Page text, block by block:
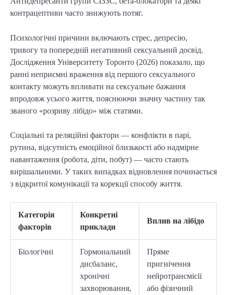
контрацептиви часто знижують потяг.
Психологічні причини включають стрес, депресію,
тривогу та попередній негативний сексуальний досвід.
Дослідження Університету Торонто (2026) показало, що
ранні неприємні враження від першого сексуального
контакту можуть впливати на сексуальне бажання
впродовж усього життя, пояснюючи значну частину так
званого «розриву лібідо» між статями.
Соціальні та реляційні фактори — конфлікти в парі,
рутина, відсутність емоційної близькості або надмірне
навантаження (робота, діти, побут) — часто стають
вирішальними. У таких випадках відновлення починається
з відкритої комунікації та корекції способу життя.
Категорія
факторів
Конкретні
приклади
Вплив на лібідо
Біологічні
Гормональний
дисбаланс,
хронічні
захворювання,
Пряме
пригнічення
нейротрансмісії
або фізичний